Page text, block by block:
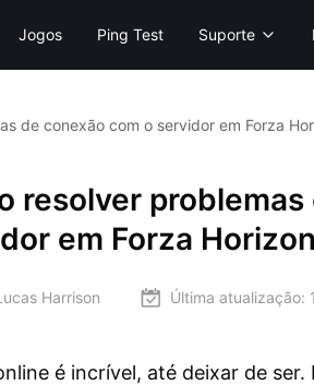
Jogos Ping Test Suporte
de conexão com o servidor em Forza
resolver
em Forza
Harrison Última atualização:
é incrível, até deixar de